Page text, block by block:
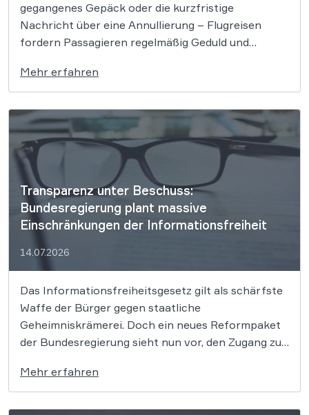
gegangenes Gepäck oder die kurzfristige
Nachricht über eine Annullierung – Flugreisen
fordern Passagieren regelmäßig Geduld und
erfährt nun eine massive Stärkung: Die
Institutionen der Europäischen Union haben eine
umfassende Reform der Fluggastrechte
verabschiedet, die Entschädigungsprozesse
vereinfacht und Airlines […]
Mehr erfahren
Transparenz unter Beschuss:
Bundesregierung plant massive
Einschränkungen der Informationsfreiheit
14.07.2026
Das Informationsfreiheitsgesetz gilt als schärfste
Waffe der Bürger gegen staatliche
Geheimniskrämerei. Doch ein neues Reformpaket
der Bundesregierung sieht nun vor, den Zugang zu
Während die Politik von Bürokratieabbau spricht,
befürchten Kritiker ein Ende der staatlichen
Transparenz. Seit dem Jahr 2006 sichert das
Mehr erfahren